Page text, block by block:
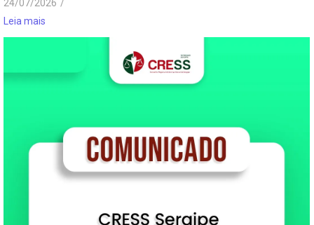
24/07/2026 /
Leia mais